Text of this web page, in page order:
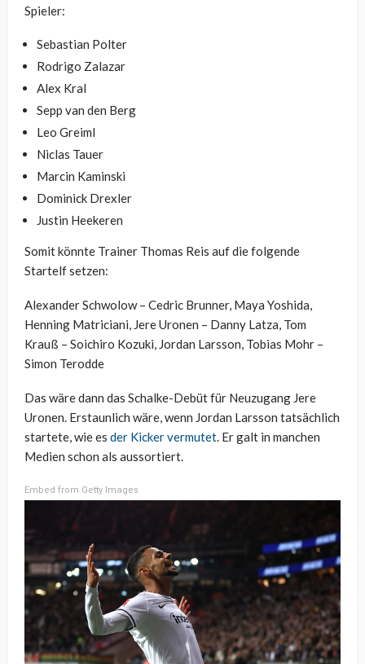
Spieler:
Sebastian Polter
Rodrigo Zalazar
Alex Kral
Sepp van den Berg
Leo Greiml
Niclas Tauer
Marcin Kaminski
Dominick Drexler
Justin Heekeren
Somit könnte Trainer Thomas Reis auf die folgende
Startelf setzen:
Alexander Schwolow – Cedric Brunner, Maya Yoshida,
Henning Matriciani, Jere Uronen – Danny Latza, Tom
Krauß – Soichiro Kozuki, Jordan Larsson, Tobias Mohr –
Simon Terodde
Das wäre dann das Schalke-Debüt für Neuzugang Jere
Uronen. Erstaunlich wäre, wenn Jordan Larsson tatsächlich
startete, wie es der Kicker vermutet. Er galt in manchen
Medien schon als aussortiert.
Embed from Getty Images